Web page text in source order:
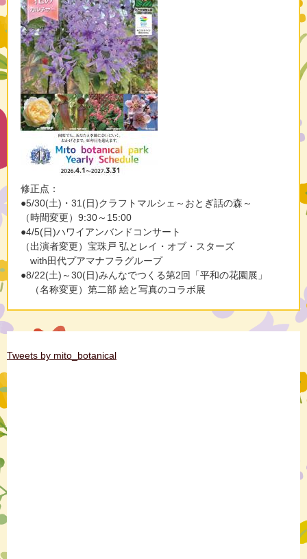
​修正点：
●5/30(土)・31(日)クラフトマルシェ～おとぎ話の森～
（時間変更）9:30～15:00
●4/5(日)ハワイアンバンドコンサート
（出演者変更）宝珠戸 弘とレイ・オブ・スターズ
with田代プアマナフラグループ​
​●8/22(土)～30(日)みんなでつくる第2回「平和の花園展」
（名称変更）第二部 絵と写真のコラボ展
Tweets by mito_botanical